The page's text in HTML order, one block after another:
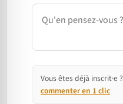
Commentaire
Vous êtes déjà inscrit·e ?
commenter en 1 clic